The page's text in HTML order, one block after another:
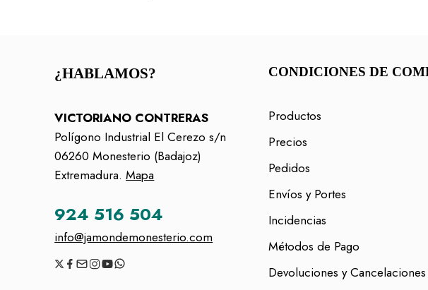
¿HABLAMOS?
VICTORIANO CONTRERAS
Polígono Industrial El Cerezo s/n
06260 Monesterio (Badajoz)
Extremadura.Mapa
924 516 504
info@jamondemonesterio.com
CONDICIONES DE
Productos
Precios
Pedidos
Envíos y Portes
Incidencias
Métodos de Pago
Devoluciones y Cancelaciones